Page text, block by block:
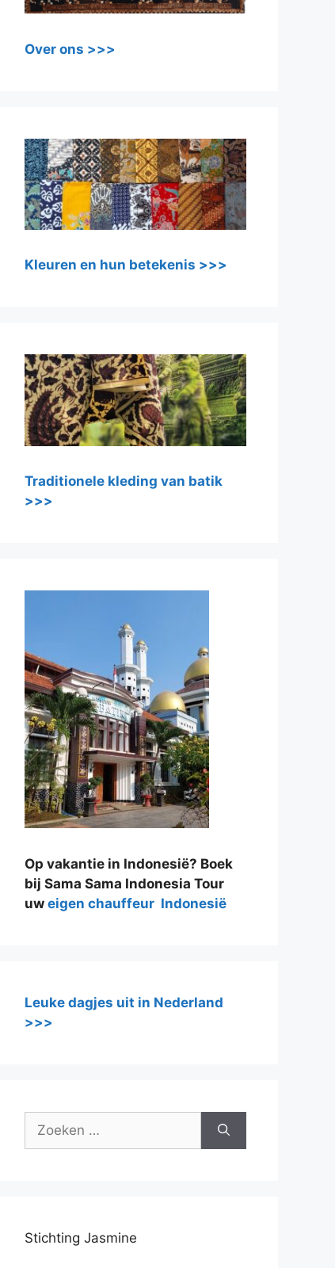
Over ons >>>
Kleuren en hun betekenis >>>
Traditionele kleding van batik
>>>
Op vakantie in Indonesië? Boek
bij Sama Sama Indonesia Tour
uw eigen chauffeur Indonesië
Leuke dagjes uit in Nederland
>>>
naar:
Stichting Jasmine